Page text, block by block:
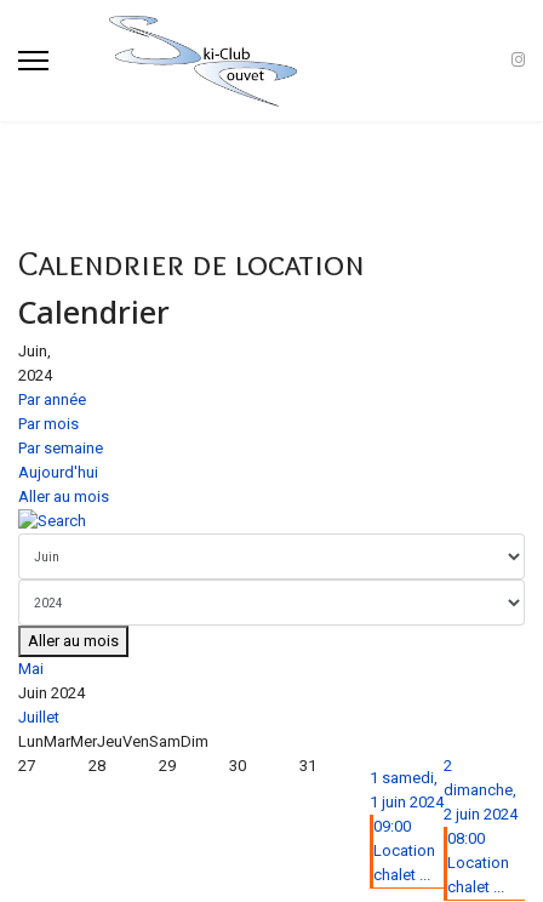
Calendrier de location
Calendrier
Juin,
2024
Par année
Par mois
Par semaine
Aujourd'hui
Aller au mois
Aller au mois
Mai
Juin 2024
Juillet
LunMarMerJeuVenSamDim
27
28 29 30 31
1 samedi,
1 juin 2024
09:00
Location
chalet ...
2
dimanche,
2 juin 2024
08:00
Location
chalet ...